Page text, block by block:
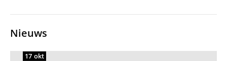
Nieuws
17 okt